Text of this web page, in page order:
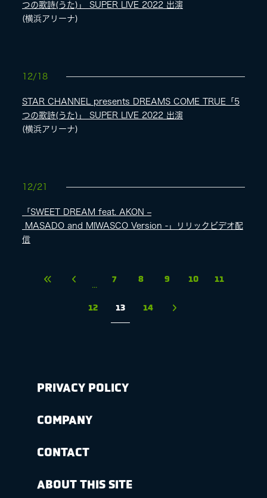
つの歌詩(うた)」 SUPER LIVE 2022 出演
(横浜アリーナ)
12/18
STAR CHANNEL presents DREAMS COME TRUE「5
つの歌詩(うた)」 SUPER LIVE 2022 出演
(横浜アリーナ)
12/21
「SWEET DREAM feat. AKON –
MASADO and MIWASCO Version -」リリックビデオ配
信
...
7 8 9 10 11
12 13 14
PRIVACY POLICY
COMPANY
CONTACT
ABOUT THIS SITE